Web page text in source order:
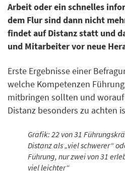
Arbeit oder ein schnelles
dem Flur sind dann nicht
findet auf Distanz statt und
und Mitarbeiter vor neue
Erste Ergebnisse einer
welche Kompetenzen
mitbringen sollten und
Distanz besonders zu achten
Grafik: 22 von 31
Distanz als „viel schwerer“
Führung, nur zwei von 31
viel leichter“